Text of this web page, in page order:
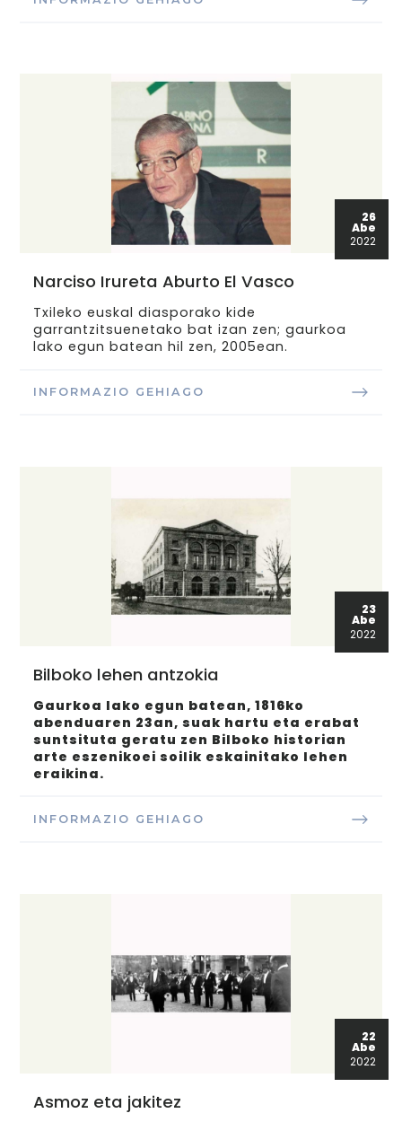
26
Abe
2022
Narciso Irureta Aburto El Vasco
Txileko euskal diasporako kide
garrantzitsuenetako bat izan zen; gaurkoa
lako egun batean hil zen, 2005ean.
INFORMAZIO GEHIAGO
23
Abe
2022
Bilboko lehen antzokia
Gaurkoa lako egun batean, 1816ko
abenduaren 23an, suak hartu eta erabat
suntsituta geratu zen Bilboko historian
arte eszenikoei soilik eskainitako lehen
eraikina.
INFORMAZIO GEHIAGO
22
Abe
2022
Asmoz eta jakitez